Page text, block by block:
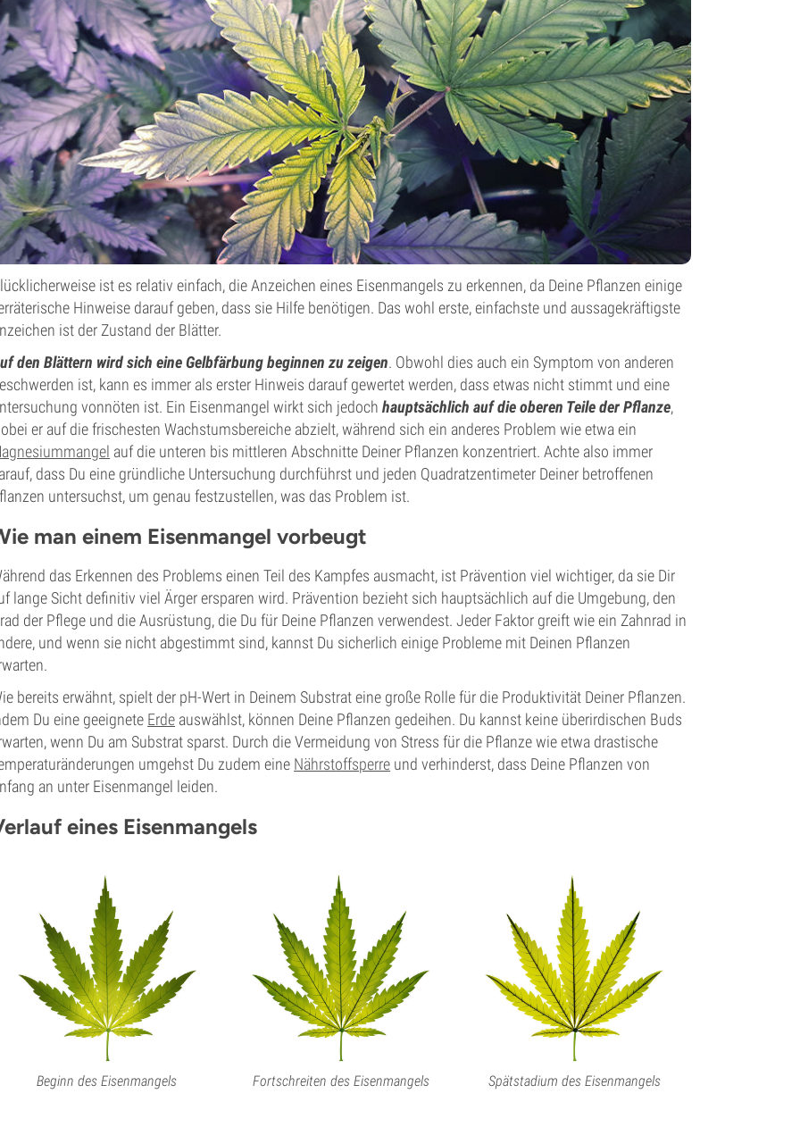
ist es relativ einfach, die Anzeichen eines Eisenmangels zu erkennen, da Deine Pflanzen einige
Hinweise darauf geben, dass sie Hilfe benötigen. Das wohl erste, einfachste und aussagekräftigste
ist der Zustand der Blätter.
den Blättern wird sich eine Gelbfärbung beginnen zu zeigen. Obwohl dies auch ein Symptom von anderen
ist, kann es immer als erster Hinweis darauf gewertet werden, dass etwas nicht stimmt und eine
vonnöten ist. Ein Eisenmangel wirkt sich jedochhauptsächlich auf die oberen Teile der Pflanze,
er auf die frischesten Wachstumsbereiche abzielt, während sich ein anderes Problem wie etwa ein
auf die unteren bis mittleren Abschnitte Deiner Pflanzen konzentriert. Achte also immer
dass Du eine gründliche Untersuchung durchführst und jeden Quadratzentimeter Deiner betroffenen
untersuchst, um genau festzustellen, was das Problem ist.
man einem Eisenmangel vorbeugt
das Erkennen des Problems einen Teil des Kampfes ausmacht, ist Prävention viel wichtiger, da sie Dir
lange Sicht definitiv viel Ärger ersparen wird. Prävention bezieht sich hauptsächlich auf die Umgebung, den
der Pflege und die Ausrüstung, die Du für Deine Pflanzen verwendest. Jeder Faktor greift wie ein Zahnrad in
und wenn sie nicht abgestimmt sind, kannst Du sicherlich einige Probleme mit Deinen Pflanzen
bereits erwähnt, spielt der pH-Wert in Deinem Substrat eine große Rolle für die Produktivität Deiner Pflanzen.
Du eine geeignete Erde auswählst, können Deine Pflanzen gedeihen. Du kannst keine überirdischen Buds
wenn Du am Substrat sparst. Durch die Vermeidung von Stress für die Pflanze wie etwa drastische
umgehst Du zudem eine Nährstoffsperre und verhinderst, dass Deine Pflanzen von
an unter Eisenmangel leiden.
eines Eisenmangels
Beginn des Eisenmangels Fortschreiten des Eisenmangels Spätstadium des Eisenmangels